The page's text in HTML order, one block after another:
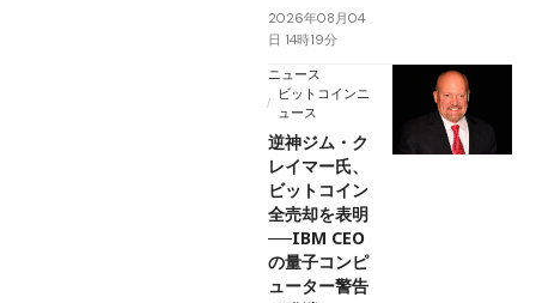
2026年08月04
日 14時19分
ニュース
ビットコインニ
ュース
逆神ジム・ク
レイマー氏、
ビットコイン
全売却を表明
──IBM CEO
の量子コンピ
ューター警告